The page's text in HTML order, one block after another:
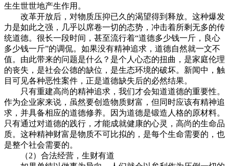
生生世世地产生作用。
改革开放后，对物质压抑已久的渴望得到释放。这种爆发
力是如此之强，几乎以席卷一切的态势，冲击着所剩无多的传
统道德。很长一段时间，甚至流行着“道德多少钱一斤，良心
多少钱一斤”的调侃。如果没有精神追求，道德自然就一文不
值。由此带来的问题是什么？是个人心态的扭曲，是家庭伦理
的丧失，是社会公德的缺位，是生态环境的破坏。新闻中，触
目可见各种恶性案件，正是道德缺失后的必然结果。
只有重建高尚的精神追求，我们才会知道道德的重要性。
作为企业家来说，虽然要创造物质财富，但同时应该有精神追
求，并具备相应的道德修养。因为道德是锻造人格的原材料。
只有通过对道德的践行，才能成就健康的心灵，高尚的生命品
质。这种精神财富是物质不可比拟的，是每个生命需要的，也
是整个社会需要的。
（2）合法经营，生财有道